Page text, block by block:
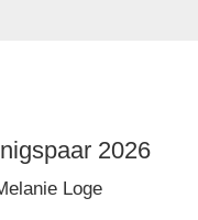
2026
Loge